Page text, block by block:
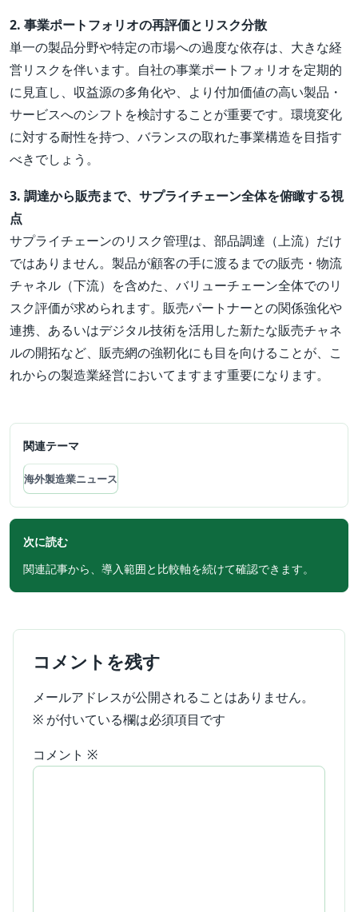
2. 事業ポートフォリオの再評価とリスク分散
単一の製品分野や特定の市場への過度な依存は、大きな経
営リスクを伴います。自社の事業ポートフォリオを定期的
に見直し、収益源の多角化や、より付加価値の高い製品・
サービスへのシフトを検討することが重要です。環境変化
に対する耐性を持つ、バランスの取れた事業構造を目指す
べきでしょう。
3. 調達から販売まで、サプライチェーン全体を俯瞰する視
点
サプライチェーンのリスク管理は、部品調達（上流）だけ
ではありません。製品が顧客の手に渡るまでの販売・物流
チャネル（下流）を含めた、バリューチェーン全体でのリ
スク評価が求められます。販売パートナーとの関係強化や
連携、あるいはデジタル技術を活用した新たな販売チャネ
ルの開拓など、販売網の強靭化にも目を向けることが、こ
れからの製造業経営においてますます重要になります。
関連テーマ
海外製造業ニュース
次に読む
関連記事から、導入範囲と比較軸を続けて確認できます。
コメントを残す
メールアドレスが公開されることはありません。
※ が付いている欄は必須項目です
コメント ※